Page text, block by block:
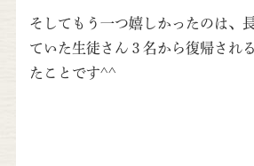
そしてもう一つ嬉しかったのは、
ていた生徒さん３名から復帰され
たことです^^